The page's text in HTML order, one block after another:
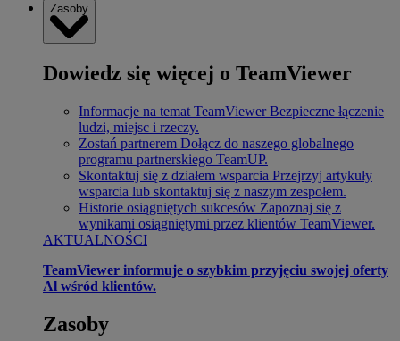
Zasoby
Dowiedz się więcej o TeamViewer
Informacje na temat TeamViewer Bezpieczne łączenie
ludzi, miejsc i rzeczy.
Zostań partnerem Dołącz do naszego globalnego
programu partnerskiego TeamUP.
Skontaktuj się z działem wsparcia Przejrzyj artykuły
wsparcia lub skontaktuj się z naszym zespołem.
Historie osiągniętych sukcesów Zapoznaj się z
wynikami osiągniętymi przez klientów TeamViewer.
AKTUALNOŚCI
TeamViewer informuje o szybkim przyjęciu swojej oferty
Al wśród klientów.
Zasoby